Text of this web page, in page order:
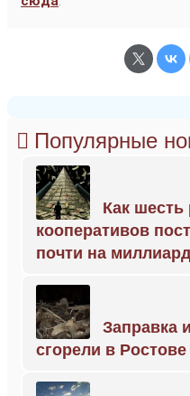
Популярные
Как шесть
кооперативов
почти на
Заправка
сгорели в Ростове